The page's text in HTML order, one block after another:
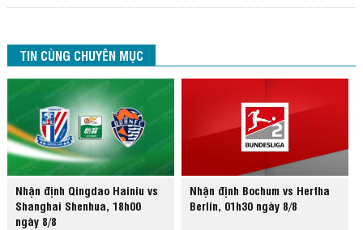
TIN CÙNG CHUYÊN MỤC
Nhận định Qingdao Hainiu vs
Shanghai Shenhua, 18h00
ngày 8/8
Nhận định Bochum vs Hertha
Berlin, 01h30 ngày 8/8